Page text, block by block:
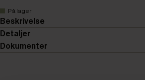
På lager
Beskrivelse
Detaljer
Dokumenter